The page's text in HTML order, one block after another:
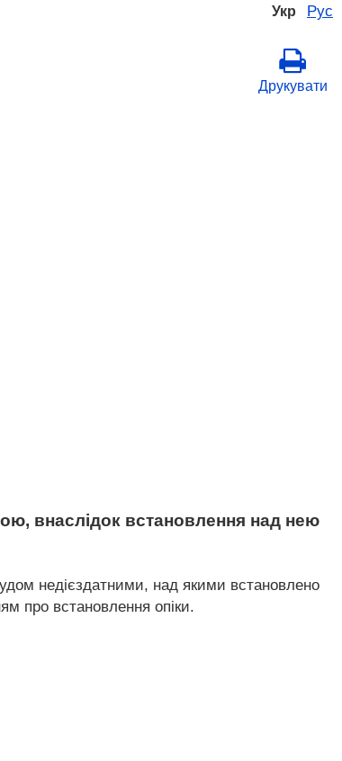
Укр Рус
Друкувати
внаслідок встановлення над нею
недієздатними, над якими встановлено
про встановлення опіки.